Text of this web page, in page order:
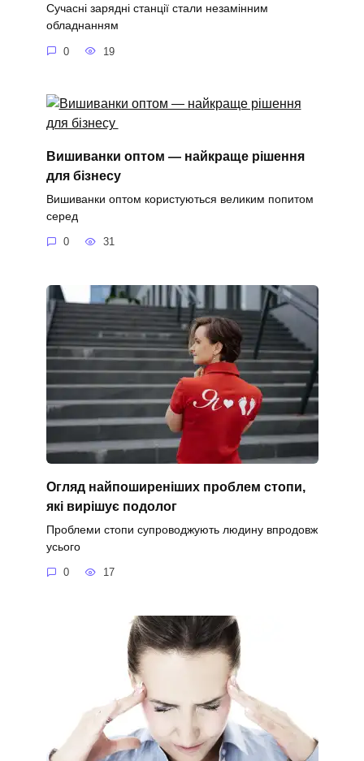
Сучасні зарядні станції стали незамінним
обладнанням
0 19
Вишиванки оптом — найкраще рішення
для бізнесу
Вишиванки оптом користуються великим попитом
серед
0 31
Огляд найпоширеніших проблем стопи,
які вирішує подолог
Проблеми стопи супроводжують людину впродовж
усього
0 17